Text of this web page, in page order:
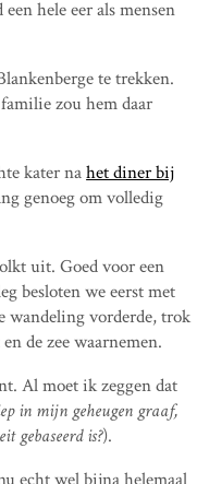
hele eer als mensen
te trekken.
zou hem daar
kater nahet diner bij
genoeg om volledig
uit. Goed voor een
besloten we eerst met
wandeling vorderde, trok
de zee waarnemen.
Al moet ik zeggen dat
in mijn geheugen graaf,
gebaseerd is?).
echt wel bijna helemaal